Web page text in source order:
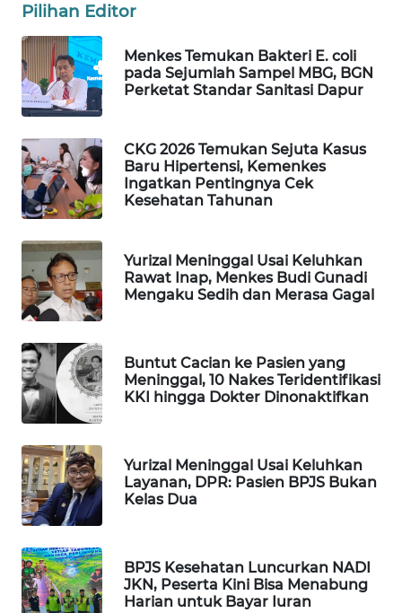
Pilihan Editor
Menkes Temukan Bakteri E. coli
pada Sejumlah Sampel MBG, BGN
Perketat Standar Sanitasi Dapur
CKG 2026 Temukan Sejuta Kasus
Baru Hipertensi, Kemenkes
Ingatkan Pentingnya Cek
Kesehatan Tahunan
Yurizal Meninggal Usai Keluhkan
Rawat Inap, Menkes Budi Gunadi
Mengaku Sedih dan Merasa Gagal
Buntut Cacian ke Pasien yang
Meninggal, 10 Nakes Teridentifikasi
KKI hingga Dokter Dinonaktifkan
Yurizal Meninggal Usai Keluhkan
Layanan, DPR: Pasien BPJS Bukan
Kelas Dua
BPJS Kesehatan Luncurkan NADI
JKN, Peserta Kini Bisa Menabung
Harian untuk Bayar Iuran
PERSONA
WAHANA
OTOMOTIF
WAHANA
HEALTH
DESA
WISATA
LAPAK
Wahana
Network
KONSUMEN
LISTRIK
MASYARAKAT
KELISTRIKAN
WALINKI
ID